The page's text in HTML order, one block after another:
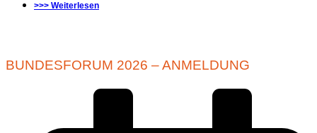
>>> Weiterlesen
BUNDESFORUM 2026 – ANMELDUNG